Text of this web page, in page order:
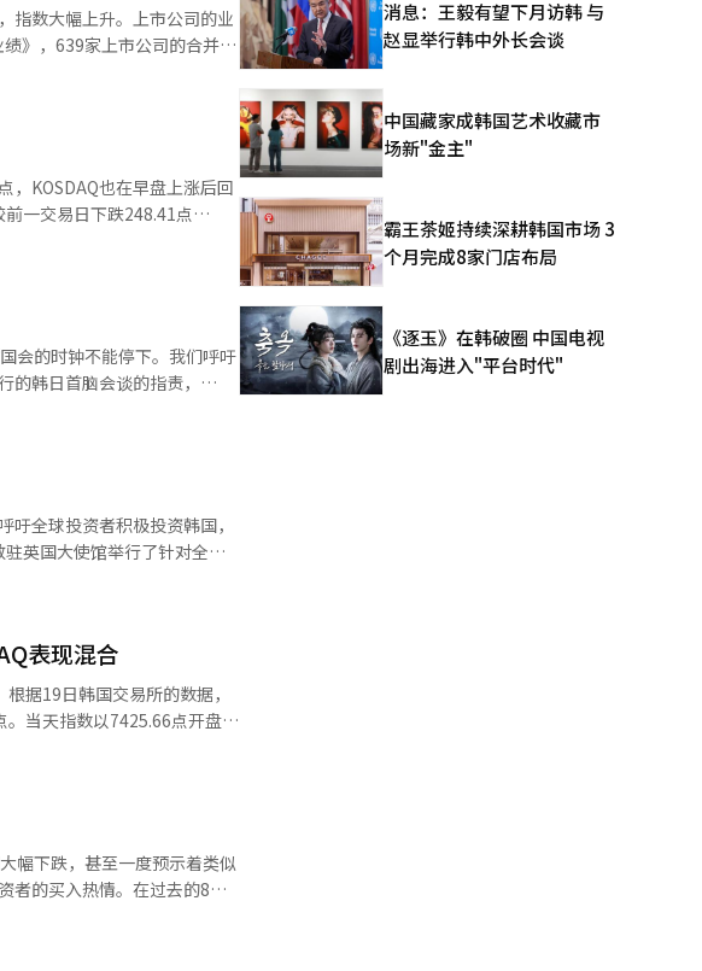
8.90%，LG能源解决方案下
生命下跌0.48%。相对而言，
器人热
些股票上。现代汽车与起亚的
跌至1063.28点。 在
市值较
）、彩虹机器人
、利诺工业（-4.85%）、
化走势。 此外，当天
日上涨7.5韩元。※ 本报道经
指数大幅上升。上市公司的业
》，639家上市公司的合并营
了约2%。分析认为，依
，较去年同期改善了9.55个
SK海力士
韩元，分别占整体销售额的
长了2.36%和2.05%。在行
业的营业利润则出现下降。
加了78.17%。销售额为84兆
和净利润率分别为4.86%和
，较去年年底上升了9.23
，KOSDAQ也在早盘上涨后回
一度跌至
（-7.14%）、现代汽车
）、HD现代重工
。 同一时间，
点，较前一交易日上涨0.27
平，当时的最低点为
彩虹机器人（-10.86%）、
）、HLB（-2.19%）、
：“前一日美国股市因西部数
达业绩和4月联邦公开市场
源存储系统等近期表现突出
翻译与编辑。
会的时钟不能停下。我们呼吁
韩日首脑会谈的指责，
场的正常化。”再次要求国
希望他能自重。”※ 本报道经
全球投资者积极投资韩国，
英国大使馆举行了针对全球
根大通资产管理、富达投
行业以提升生产力的国家。”
税特例等投资者友好的税制
170%，韩国股市市值排名从
美元的新资金已流入韩国市
是投资韩国的黄金时期。”
市场改革也将持续推进，政
措施，提高外国投资者的市
”，并认为韩国经济和资本市
表现混合
当天指数以7425.66点开盘，
，汉华航空航天
）、三千堂制药
幅下跌，甚至一度预示着类似
的买入热情。在过去的8个
势头，推动了指数的反弹。
消息：王毅有望下月访韩 与
赵显举行韩中外长会谈
中国藏家成韩国艺术收藏市
场新"金主"
霸王茶姬持续深耕韩国市场 3
个月完成8家门店布局
《逐玉》在韩破圈 中国电视
剧出海进入"平台时代"